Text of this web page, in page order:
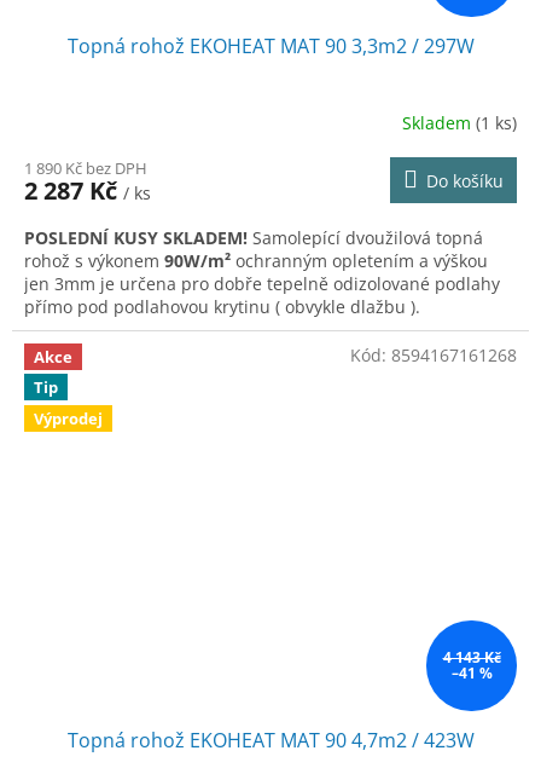
Topná rohož EKOHEAT MAT 90 3,3m2 / 297W
Skladem (1 ks)
1 890 Kč bez DPH
2 287 Kč / ks
Do košíku
POSLEDNÍ KUSY SKLADEM! Samolepící dvoužilová topná
rohož s výkonem 90W/m² ochranným opletením a výškou
jen 3mm je určena pro dobře tepelně odizolované podlahy
přímo pod podlahovou krytinu ( obvykle dlažbu ).
Akce
Tip
Výprodej
4 143 Kč
–41 %
Topná rohož EKOHEAT MAT 90 4,7m2 / 423W
Kód: 8594167161268